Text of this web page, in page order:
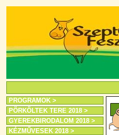
PROGRAMOK >
PÖRKÖLTEK TERE 2018 >
GYEREKBIRODALOM 2018 >
KÉZMŰVESEK 2018 >